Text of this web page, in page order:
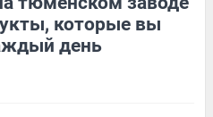
которые вы
день